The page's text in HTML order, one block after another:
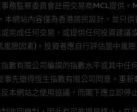
部分可經本網站連結下載的軟件
出的使用條款約束。
不作任何聲明，也不提供任何保
病毒或任何其他後果所導致的任
事務監察委員會註冊交易商MCL提供
本網站內容僅為香港居民設計，並只
完成任何交易，或提供任何投資建
險因素)。投資者應自行評估箇中風
數有限公司編撰的指數水平或其中
事先徵得恆生指數有限公司同意。重
本網站之使用協議，而閣下應立即停